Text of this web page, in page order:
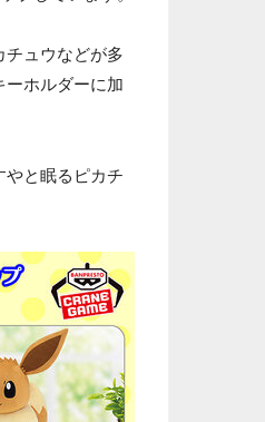
チュウなどが多
ーホルダーに加
やと眠るピカチ